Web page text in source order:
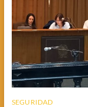
SEGURIDAD